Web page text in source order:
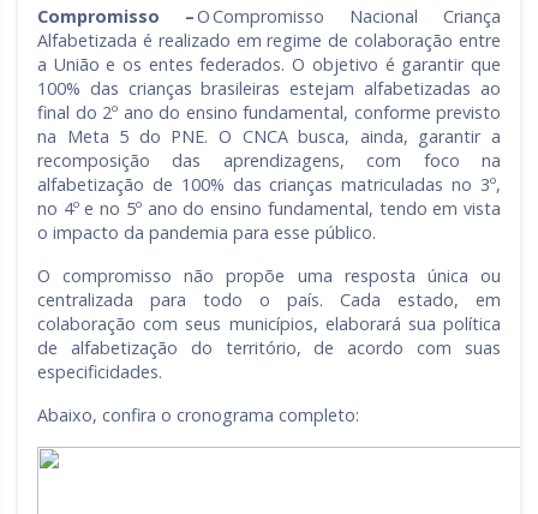
Compromisso –O Compromisso Nacional Criança
Alfabetizada é realizado em regime de colaboração entre
a União e os entes federados. O objetivo é garantir que
100% das crianças brasileiras estejam alfabetizadas ao
final do 2º ano do ensino fundamental, conforme previsto
na Meta 5 do PNE. O CNCA busca, ainda, garantir a
recomposição das aprendizagens, com foco na
alfabetização de 100% das crianças matriculadas no 3º,
no 4º e no 5º ano do ensino fundamental, tendo em vista
o impacto da pandemia para esse público.
O compromisso não propõe uma resposta única ou
centralizada para todo o país. Cada estado, em
colaboração com seus municípios, elaborará sua política
de alfabetização do território, de acordo com suas
especificidades.
Abaixo, confira o cronograma completo: